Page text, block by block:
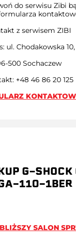
do serwisu Zibi
z serwisem ZIBI
ul. Chodakowska 10,
500 Sochaczew
+48 46 86 20 125
G-
110-1BER
SALON